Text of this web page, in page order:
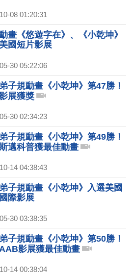
08 01:20:31
畫《悠遊字在》、《小乾坤》
國短片影展
30 05:22:06
子規動畫《小乾坤》第47勝！
展獲獎
30 02:34:23
子規動畫《小乾坤》第49勝！
邁科普獲最佳動畫
14 04:38:43
子規動畫《小乾坤》入選美國
際影展
30 03:38:35
子規動畫《小乾坤》第50勝！
影展獲最佳動畫
14 00:38:04